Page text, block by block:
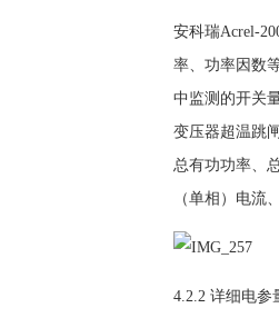
安科瑞Acrel-
率、功率因数
中监测的开关
变压器超温跳
总有功功率、
（单相）电流
4.2.2 详细电参